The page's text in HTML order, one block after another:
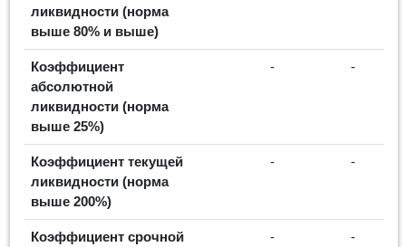
ликвидности (норма
выше 80% и выше)
Коэффициент
абсолютной
ликвидности (норма
выше 25%)
- -
Коэффициент текущей
ликвидности (норма
выше 200%)
- -
Коэффициент срочной
- -